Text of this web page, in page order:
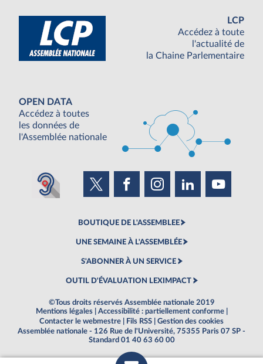
LCP
Accédez à toute
l'actualité de
la Chaine Parlementaire
OPEN DATA
Accédez à toutes
les données de
l'Assemblée nationale
BOUTIQUE DE L'ASSEMBLEE
UNE SEMAINE À L'ASSEMBLÉE
S'ABONNER À UN SERVICE
OUTIL D'ÉVALUATION LEXIMPACT
©Tous droits réservés Assemblée nationale 2019
Mentions légales
Accessibilité : partiellement conforme
Contacter le webmestre
Fils RSS
Gestion des cookies
Assemblée nationale - 126 Rue de l'Université, 75355 Paris 07 SP -
Standard 01 40 63 60 00